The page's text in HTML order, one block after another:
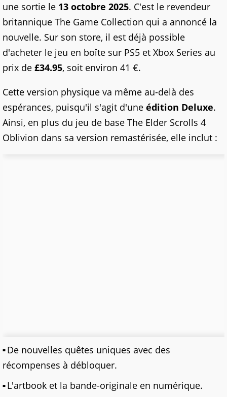
une sortie le 13 octobre 2025. C'est le revendeur
britannique The Game Collection qui a annoncé la
nouvelle. Sur son store, il est déjà possible
d'acheter le jeu en boîte sur PS5 et Xbox Series au
prix de £34.95, soit environ 41 €.
Cette version physique va même au-delà des
espérances, puisqu'il s'agit d'une édition Deluxe.
Ainsi, en plus du jeu de base The Elder Scrolls 4
Oblivion dans sa version remastérisée, elle inclut :
De nouvelles quêtes uniques avec des
récompenses à débloquer.
L'artbook et la bande-originale en numérique.